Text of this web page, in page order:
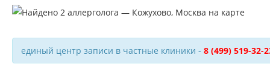
единый центр записи в частные клиники - 8 (499) 519-32-